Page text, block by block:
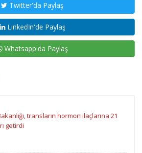
Twitter'da Paylaş
LinkedIn'de Paylaş
Whatsapp'da Paylaş
transların hormon ilaçlarına 21
getirdi